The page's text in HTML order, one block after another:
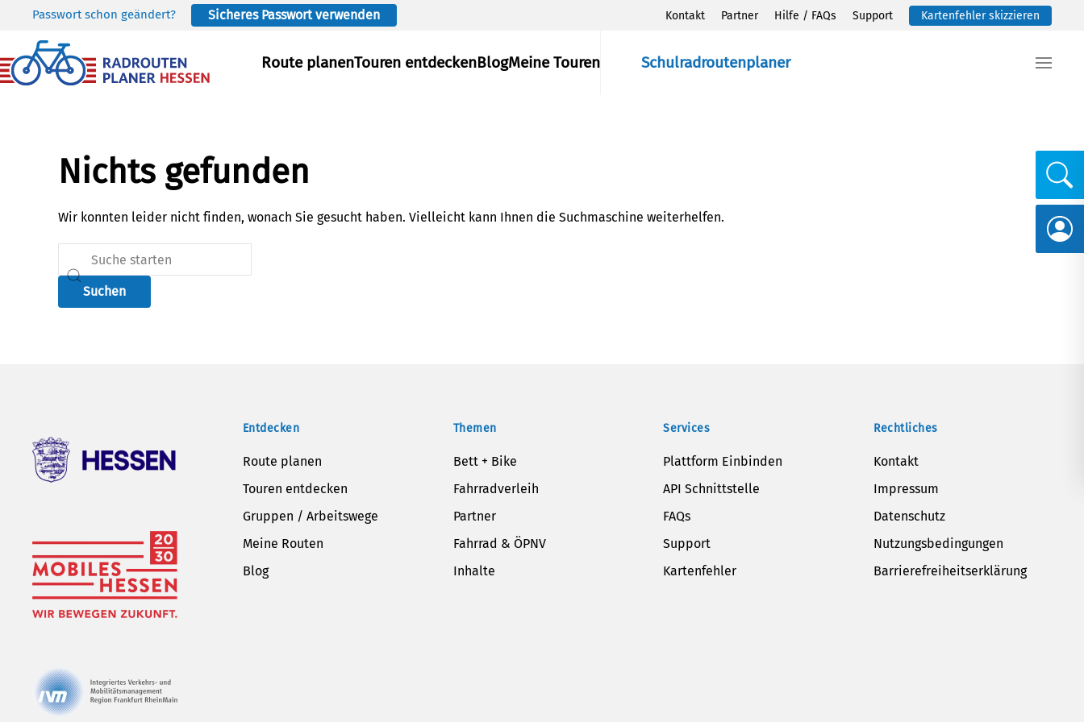
Skip to main content
Passwort schon geändert? Sicheres Passwort verwenden Kontakt Partner Hilfe / FAQs Support Kartenfehler skizzieren
Route planenTouren entdeckenBlogMeine Touren Schulradroutenplaner
Nichts gefunden
Wir konnten leider nicht finden, wonach Sie gesucht haben. Vielleicht kann Ihnen die Suchmaschine weiterhelfen.
Suchen
Entdecken
Route planen
Touren entdecken
Gruppen / Arbeitswege
Meine Routen
Blog
Themen
Bett + Bike
Fahrradverleih
Partner
Fahrrad & ÖPNV
Inhalte
Services
Plattform Einbinden
API Schnittstelle
FAQs
Support
Kartenfehler
Rechtliches
Kontakt
Impressum
Datenschutz
Nutzungsbedingungen
Barrierefreiheitserklärung